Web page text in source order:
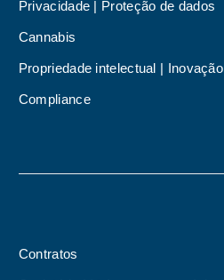
Privacidade | Proteção de dados
Cannabis
Propriedade intelectual | Inovação
Compliance
Contratos